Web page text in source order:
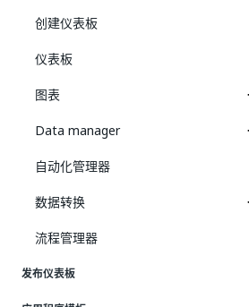
创建仪表板
仪表板
图表
Data manager
自动化管理器
数据转换
流程管理器
发布仪表板